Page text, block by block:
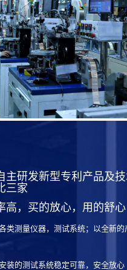
主研发新型专利产品及
三家
高，买的放心，用的舒心
类测量仪器，测试系统；以全新
装的测试系统稳定可靠，安全放心